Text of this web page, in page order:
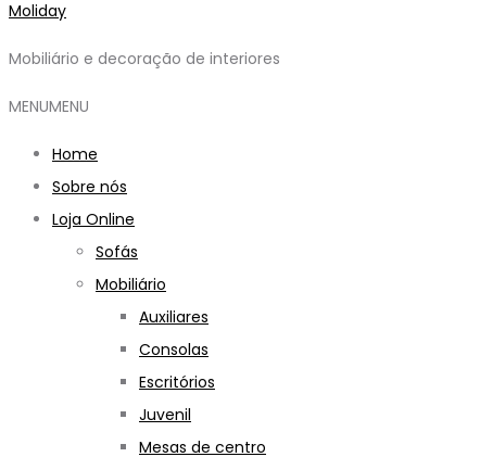
Moliday
Mobiliário e decoração de interiores
MENUMENU
Home
Sobre nós
Loja Online
Sofás
Mobiliário
Auxiliares
Consolas
Escritórios
Juvenil
Mesas de centro